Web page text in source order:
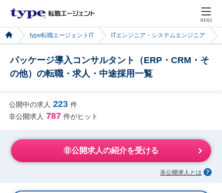
MENU
type転職エージェントIT ITエンジニア・システムエンジニア
パッケージ導入コンサルタント（ERP・CRM・そ
の他）の転職・求人・中途採用一覧
公開中の求人 223 件
非公開求人 787 件がヒット
非公開求人の紹介を受ける
非公開求人とは